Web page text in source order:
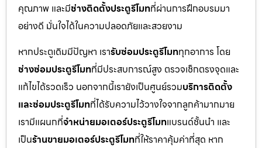
คุณภาพ และมีช่างติดตั้งประตูรีโมทที่ผ่านการฝึกอบรมมา
อย่างดี มั่นใจได้ในความปลอดภัยและสวยงาม
หากประตูเดิมมีปัญหา เรารับซ่อมประตูรีโมททุกอาการ โดย
ช่างซ่อมประตูรีโมทที่มีประสบการณ์สูง ตรวจเช็กตรงจุดและ
แก้ไขได้รวดเร็ว นอกจากนี้เรายังเป็นศูนย์รวมบริการติดตั้ง
และซ่อมประตูรีโมทที่ได้รับความไว้วางใจจากลูกค้ามากมาย
เรามีแผนกที่จำหน่ายมอเตอร์ประตูรีโมทแบรนด์ชั้นนำ และ
เป็นร้านขายมอเตอร์ประตูรีโมทที่ให้ราคาคุ้มค่าที่สุด หาก